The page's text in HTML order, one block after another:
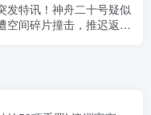
发特讯！神舟二十号疑似
空间碎片撞击，推迟返回